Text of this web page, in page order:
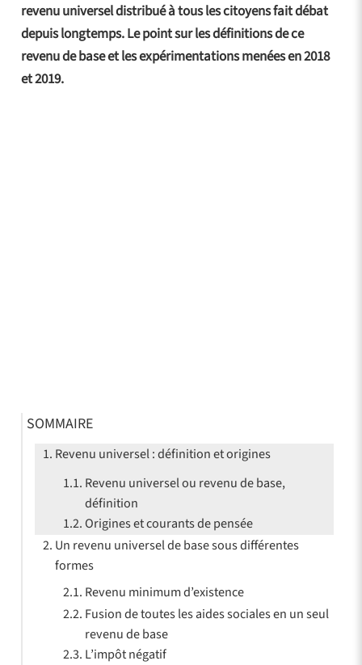
revenu universel distribué à tous les citoyens fait débat
depuis longtemps. Le point sur les définitions de ce
revenu de base et les expérimentations menées en 2018
et 2019.
SOMMAIRE
Revenu universel : définition et origines
Revenu universel ou revenu de base,
définition
Origines et courants de pensée
Un revenu universel de base sous différentes
formes
Revenu minimum d’existence
Fusion de toutes les aides sociales en un seul
revenu de base
L’impôt négatif